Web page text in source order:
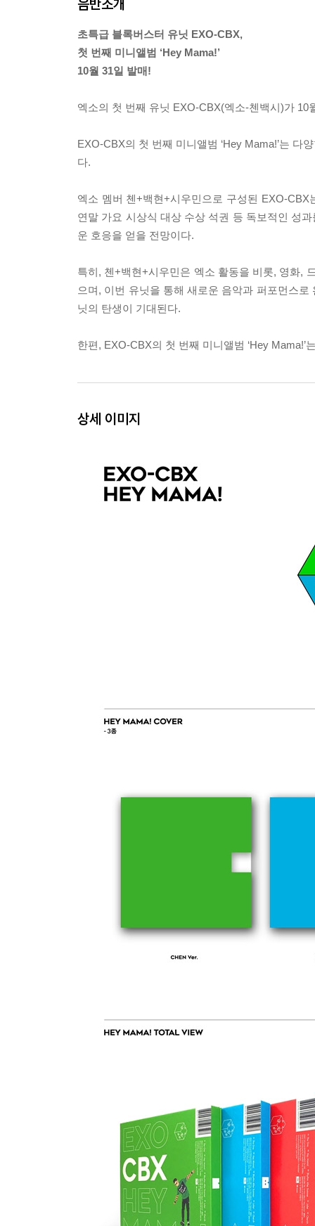
음반소개
초특급 블록버스터 유닛 EXO-CBX,
첫 번째 미니앨범 ‘Hey Mama!’
10월 31일 발매!
엑소의 첫 번째 유닛 EXO-CBX(엑소-첸백시)가 10
EXO-CBX의 첫 번째 미니앨범 ‘Hey Mama!’는
다.
엑소 멤버 첸+백현+시우민으로 구성된 EXO-
연말 가요 시상식 대상 수상 석권 등 독보적인 성
운 호응을 얻을 전망이다.
특히, 첸+백현+시우민은 엑소 활동을 비롯, 영화,
으며, 이번 유닛을 통해 새로운 음악과 퍼포먼스
닛의 탄생이 기대된다.
한편, EXO-CBX의 첫 번째 미니앨범 ‘Hey
상세 이미지